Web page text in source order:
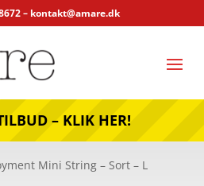
– kontakt@amare.dk
– KLIK HER!
Mini String – Sort – L